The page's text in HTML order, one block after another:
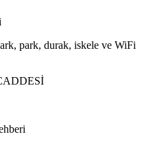
park, durak, iskele ve WiFi